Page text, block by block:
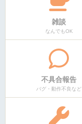
雑談
なんでもOK
不具合報告
バグ・動作不良など